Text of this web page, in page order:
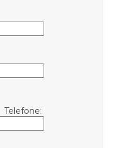
Telefone: